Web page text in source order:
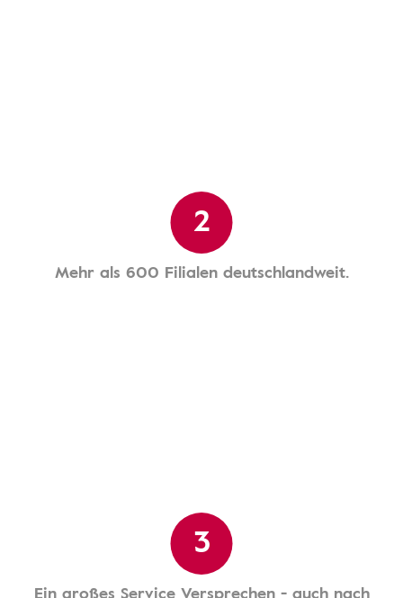
2
Mehr als 600 Filialen deutschlandweit.
3
Ein großes Service Versprechen - auch nach